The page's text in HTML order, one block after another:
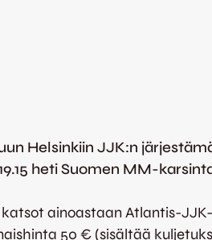
Helsinkiin JJK:n
heti Suomen MM-
ainoastaan Atlantis-
50 € (sisältää